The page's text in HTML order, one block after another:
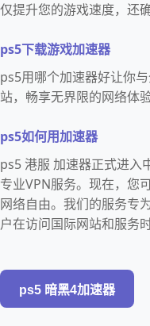
仅提升您的游戏速度，还
ps5下载游戏加速器
ps5用哪个加速器好让你
站，畅享无界限的网络体验
ps5如何用加速器
ps5 港服 加速器正式进入
专业VPN服务。现在，您
网络自由。我们的服务专
户在访问国际网站和服务
ps5 暗黑4加速器